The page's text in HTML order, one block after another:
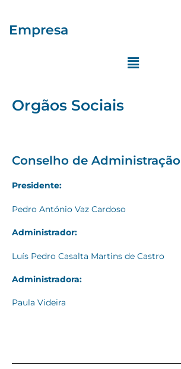
Empresa
Orgãos Sociais
Conselho de Administração
Presidente:
Pedro António Vaz Cardoso
Administrador:
Luís Pedro Casalta Martins de Castro
Administradora:
Paula Videira